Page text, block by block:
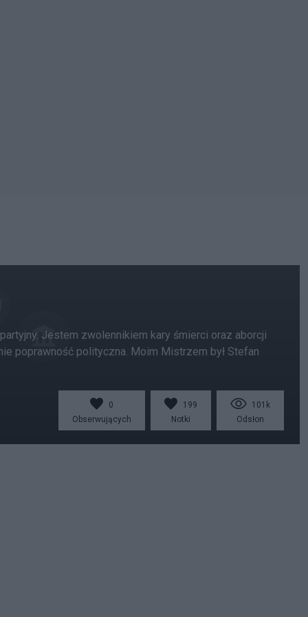
Jestem zwolennikiem kary śmierci oraz aborcji
poprawność polityczna. Moim Mistrzem był Stefan
0
Obserwujących
199
Notki
101k
Odsłon